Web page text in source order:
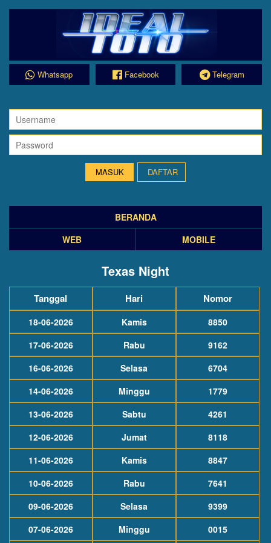
Whatsapp Facebook Telegram
DAFTAR
BERANDA
WEB
MOBILE
Texas Night
Tanggal Hari Nomor
18-06-2026 Kamis
8850
17-06-2026
Rabu
9162
16-06-2026
Selasa
6704
14-06-2026
Minggu
1779
13-06-2026
Sabtu
4261
12-06-2026
Jumat
8118
11-06-2026
Kamis
8847
10-06-2026
Rabu
7641
09-06-2026
Selasa
9399
07-06-2026
Minggu 0015